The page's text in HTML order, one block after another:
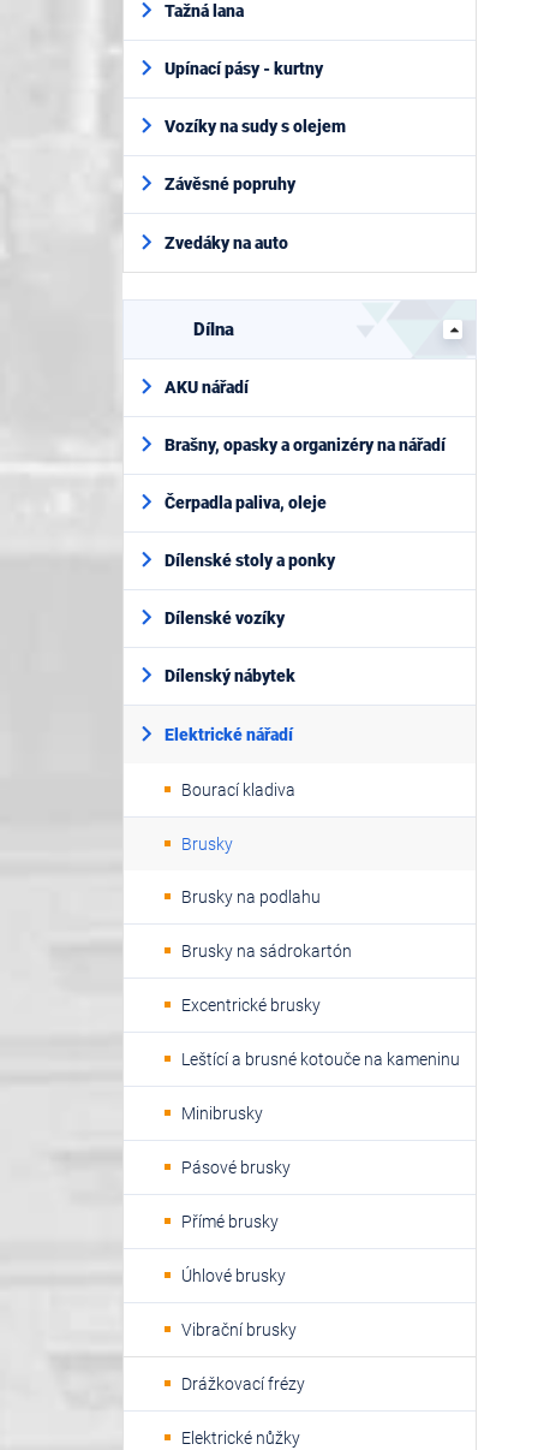
Tažná lana
Upínací pásy - kurtny
Vozíky na sudy s olejem
Závěsné popruhy
Zvedáky na auto
Dílna
AKU nářadí
Brašny, opasky a organizéry na nářadí
Čerpadla paliva, oleje
Dílenské stoly a ponky
Dílenské vozíky
Dílenský nábytek
Elektrické nářadí
Bourací kladiva
Brusky
Brusky na podlahu
Brusky na sádrokartón
Excentrické brusky
Leštící a brusné kotouče na kameninu
Minibrusky
Pásové brusky
Přímé brusky
Úhlové brusky
Vibrační brusky
Drážkovací frézy
Elektrické nůžky